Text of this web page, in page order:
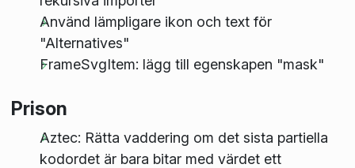
Använd lämpligare ikon och text för
"Alternatives"
FrameSvgItem: lägg till egenskapen "mask"
Prison
Aztec: Rätta vaddering om det sista partiella
kodordet är bara bitar med värdet ett